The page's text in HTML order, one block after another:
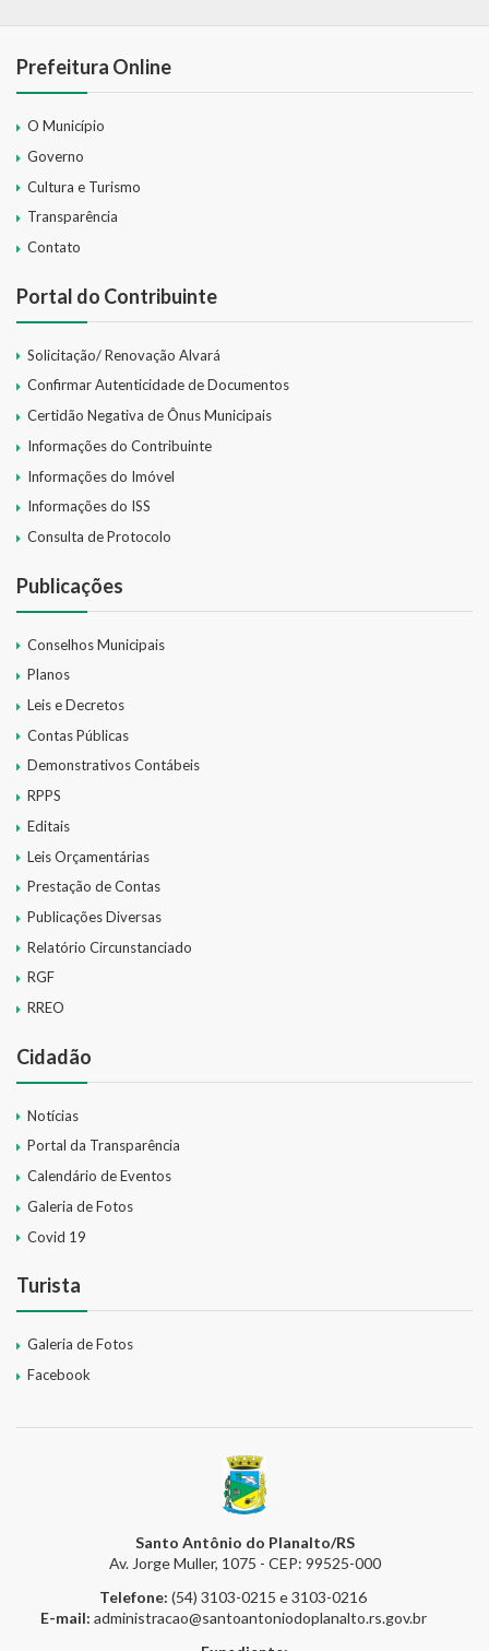
Prefeitura Online
O Município
Governo
Cultura e Turismo
Transparência
Contato
Portal do Contribuinte
Solicitação/ Renovação Alvará
Confirmar Autenticidade de Documentos
Certidão Negativa de Ônus Municipais
Informações do Contribuinte
Informações do Imóvel
Informações do ISS
Consulta de Protocolo
Publicações
Conselhos Municipais
Planos
Leis e Decretos
Contas Públicas
Demonstrativos Contábeis
RPPS
Editais
Leis Orçamentárias
Prestação de Contas
Publicações Diversas
Relatório Circunstanciado
RGF
RREO
Cidadão
Notícias
Portal da Transparência
Calendário de Eventos
Galeria de Fotos
Covid 19
Turista
Galeria de Fotos
Facebook
Santo Antônio do Planalto/RS
Av. Jorge Muller, 1075 - CEP: 99525-000
Telefone: (54) 3103-0215 e 3103-0216
E-mail: administracao@santoantoniodoplanalto.rs.gov.br